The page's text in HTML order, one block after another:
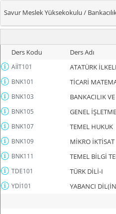
Savur Meslek Yüksekokulu /
Ders Kodu
Ders Adı
AİİT101 ATATÜRK
BNK101 TİCARİ
BNK103 BANKACILIK
BNK105 GENEL İŞLETME
BNK107 TEMEL HUKUK
BNK109 MİKRO İKTİSAT
BNK111 TEMEL BİLGİ
TDE101 TÜRK DİLİ-I
YDİ101 YABANCI